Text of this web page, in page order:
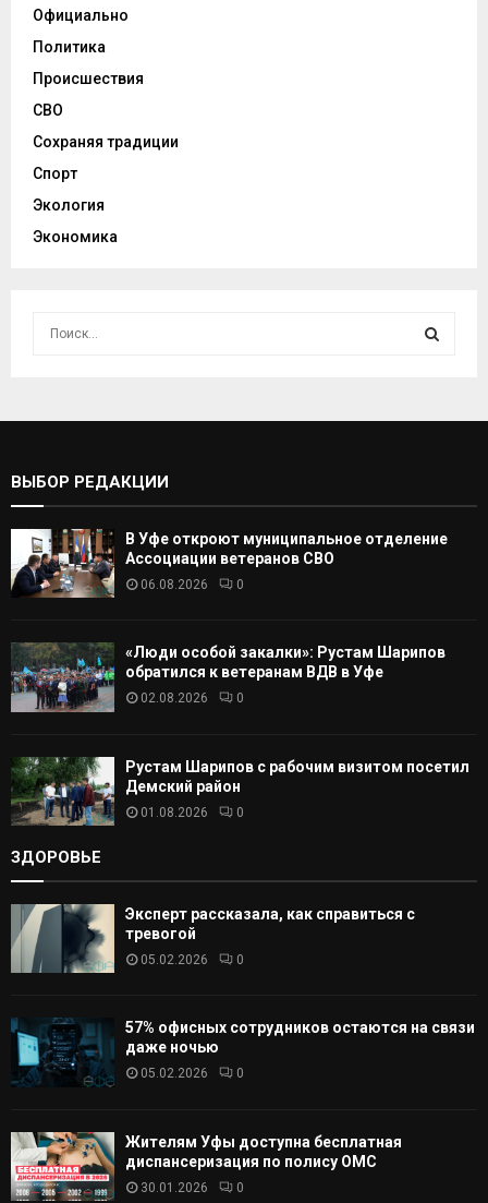
Официально
Политика
Происшествия
СВО
Сохраняя традиции
Спорт
Экология
Экономика
С
А
ВЫБОР РЕДАКЦИИ
В Уфе откроют муниципальное отделение
Ассоциации ветеранов СВО
06.08.2026 0
«Люди особой закалки»: Рустам Шарипов
обратился к ветеранам ВДВ в Уфе
02.08.2026 0
Рустам Шарипов с рабочим визитом посетил
Демский район
01.08.2026 0
ЗДОРОВЬЕ
Эксперт рассказала, как справиться с
тревогой
05.02.2026 0
57% офисных сотрудников остаются на связи
даже ночью
05.02.2026 0
Жителям Уфы доступна бесплатная
диспансеризация по полису ОМС
30.01.2026 0